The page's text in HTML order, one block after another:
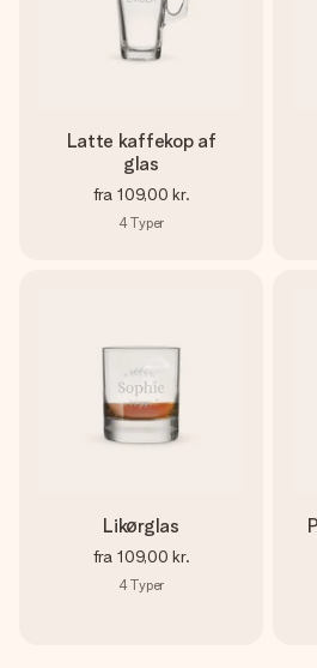
Latte kaffekop af
glas
fra 109,00 kr.
4Typer
Likørglas
fra 109,00 kr.
4Typer